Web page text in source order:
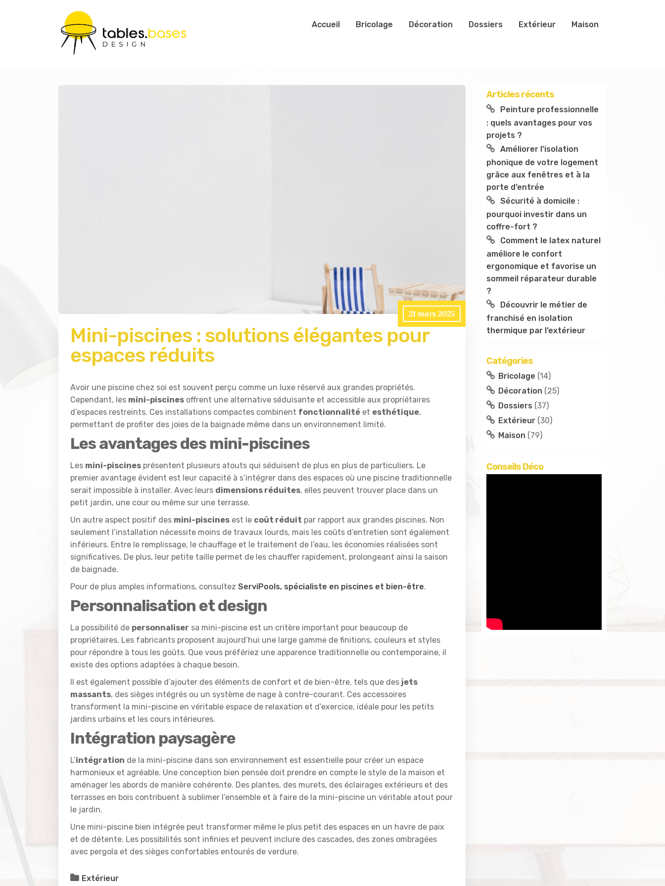
Accueil Bricolage Décoration Dossiers Extérieur Maison
21 mars 2025
Mini-piscines : solutions élégantes pour
espaces réduits
Avoir une piscine chez soi est souvent perçu comme un luxe réservé aux grandes propriétés.
Cependant, les mini-piscines offrent une alternative séduisante et accessible aux propriétaires
d’espaces restreints. Ces installations compactes combinent fonctionnalité et esthétique,
permettant de profiter des joies de la baignade même dans un environnement limité.
Les avantages des mini-piscines
Les mini-piscines présentent plusieurs atouts qui séduisent de plus en plus de particuliers. Le
premier avantage évident est leur capacité à s’intégrer dans des espaces où une piscine traditionnelle
serait impossible à installer. Avec leurs dimensions réduites, elles peuvent trouver place dans un
petit jardin, une cour ou même sur une terrasse.
Un autre aspect positif des mini-piscines est le coût réduit par rapport aux grandes piscines. Non
seulement l’installation nécessite moins de travaux lourds, mais les coûts d’entretien sont également
inférieurs. Entre le remplissage, le chauffage et le traitement de l’eau, les économies réalisées sont
significatives. De plus, leur petite taille permet de les chauffer rapidement, prolongeant ainsi la saison
de baignade.
Pour de plus amples informations, consultez ServiPools, spécialiste en piscines et bien-être.
Personnalisation et design
La possibilité de personnaliser sa mini-piscine est un critère important pour beaucoup de
propriétaires. Les fabricants proposent aujourd’hui une large gamme de finitions, couleurs et styles
pour répondre à tous les goûts. Que vous préfériez une apparence traditionnelle ou contemporaine, il
existe des options adaptées à chaque besoin.
Il est également possible d’ajouter des éléments de confort et de bien-être, tels que des jets
massants, des sièges intégrés ou un système de nage à contre-courant. Ces accessoires
transforment la mini-piscine en véritable espace de relaxation et d’exercice, idéale pour les petits
jardins urbains et les cours intérieures.
Intégration paysagère
L’intégration de la mini-piscine dans son environnement est essentielle pour créer un espace
harmonieux et agréable. Une conception bien pensée doit prendre en compte le style de la maison et
aménager les abords de manière cohérente. Des plantes, des murets, des éclairages extérieurs et des
terrasses en bois contribuent à sublimer l’ensemble et à faire de la mini-piscine un véritable atout pour
le jardin.
Une mini-piscine bien intégrée peut transformer même le plus petit des espaces en un havre de paix
et de détente. Les possibilités sont infinies et peuvent inclure des cascades, des zones ombragées
avec pergola et des sièges confortables entourés de verdure.
Extérieur
Articles récents
Peinture professionnelle
: quels avantages pour vos
projets ?
Améliorer l’isolation
phonique de votre logement
grâce aux fenêtres et à la
porte d’entrée
Sécurité à domicile :
pourquoi investir dans un
coffre-fort ?
Comment le latex naturel
améliore le confort
ergonomique et favorise un
sommeil réparateur durable
?
Découvrir le métier de
franchisé en isolation
thermique par l’extérieur
Catégories
Bricolage (14)
Décoration (25)
Dossiers (37)
Extérieur (30)
Maison (79)
Conseils Déco